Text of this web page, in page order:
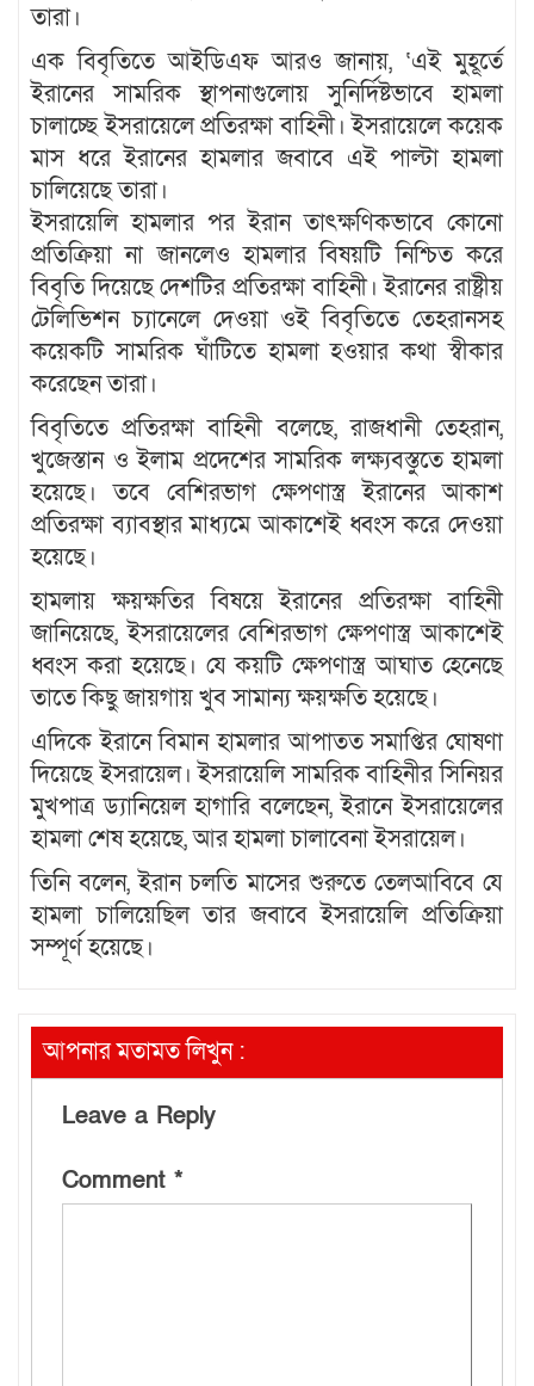
তারা।
এক বিবৃতিতে আইডিএফ আরও জানায়, ‘এই মুহূর্তে
ইরানের সামরিক স্থাপনাগুলোয় সুনির্দিষ্টভাবে হামলা
চালাচ্ছে ইসরায়েলে প্রতিরক্ষা বাহিনী। ইসরায়েলে কয়েক
মাস ধরে ইরানের হামলার জবাবে এই পাল্টা হামলা
চালিয়েছে তারা।
ইসরায়েলি হামলার পর ইরান তাৎক্ষণিকভাবে কোনো
প্রতিক্রিয়া না জানলেও হামলার বিষয়টি নিশ্চিত করে
বিবৃতি দিয়েছে দেশটির প্রতিরক্ষা বাহিনী। ইরানের রাষ্ট্রীয়
টেলিভিশন চ্যানেলে দেওয়া ওই বিবৃতিতে তেহরানসহ
কয়েকটি সামরিক ঘাঁটিতে হামলা হওয়ার কথা স্বীকার
করেছেন তারা।
বিবৃতিতে প্রতিরক্ষা বাহিনী বলেছে, রাজধানী তেহরান,
খুজেস্তান ও ইলাম প্রদেশের সামরিক লক্ষ্যবস্তুতে হামলা
হয়েছে। তবে বেশিরভাগ ক্ষেপণাস্ত্র ইরানের আকাশ
প্রতিরক্ষা ব্যাবস্থার মাধ্যমে আকাশেই ধ্বংস করে দেওয়া
হয়েছে।
হামলায় ক্ষয়ক্ষতির বিষয়ে ইরানের প্রতিরক্ষা বাহিনী
জানিয়েছে, ইসরায়েলের বেশিরভাগ ক্ষেপণাস্ত্র আকাশেই
ধ্বংস করা হয়েছে। যে কয়টি ক্ষেপণাস্ত্র আঘাত হেনেছে
তাতে কিছু জায়গায় খুব সামান্য ক্ষয়ক্ষতি হয়েছে।
এদিকে ইরানে বিমান হামলার আপাতত সমাপ্তির ঘোষণা
দিয়েছে ইসরায়েল। ইসরায়েলি সামরিক বাহিনীর সিনিয়র
মুখপাত্র ড্যানিয়েল হাগারি বলেছেন, ইরানে ইসরায়েলের
হামলা শেষ হয়েছে, আর হামলা চালাবেনা ইসরায়েল।
তিনি বলেন, ইরান চলতি মাসের শুরুতে তেলআবিবে যে
হামলা চালিয়েছিল তার জবাবে ইসরায়েলি প্রতিক্রিয়া
সম্পূর্ণ হয়েছে।
আপনার মতামত লিখুন :
Leave a Reply
Comment *